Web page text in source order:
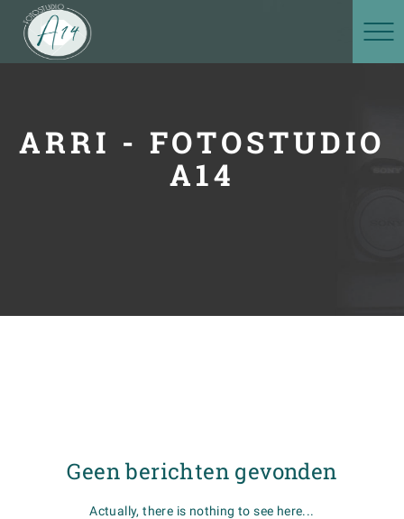
ARRI - FOTOSTUDIO
A14
Geen berichten gevonden
Actually, there is nothing to see here...